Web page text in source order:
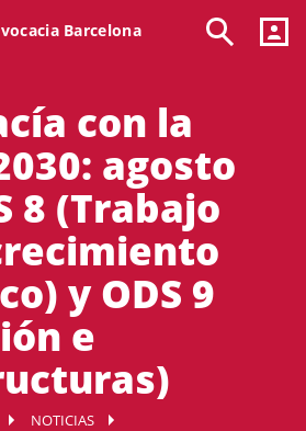
Barcelona
con la
agosto
8 (Trabajo
y ODS 9
e
NOTICIAS